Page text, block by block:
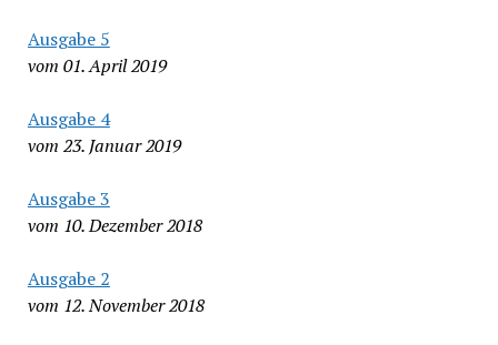
Ausgabe 5
vom 01. April 2019
Ausgabe 4
vom 23. Januar 2019
Ausgabe 3
vom 10. Dezember 2018
Ausgabe 2
vom 12. November 2018